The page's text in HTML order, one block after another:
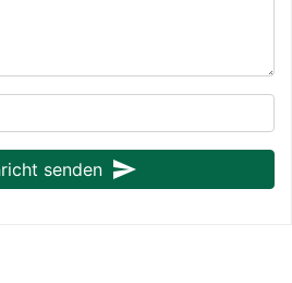
senden send